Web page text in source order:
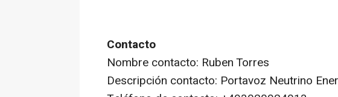
Contacto
Nombre contacto: Ruben Torres
Descripción contacto: Portavoz Neutrino